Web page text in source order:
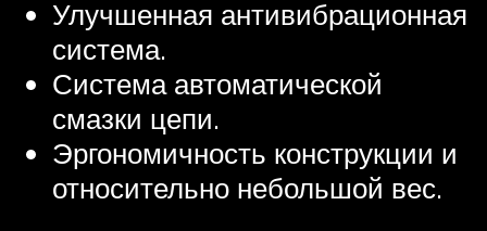
Улучшенная антивибрационная
система.
Система автоматической
смазки цепи.
Эргономичность конструкции и
относительно небольшой вес.